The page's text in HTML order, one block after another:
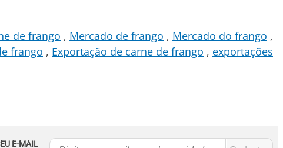
de frango Mercado de frango
Mercado do frango
frango Exportação de carne de frango
exportações
E-MAIL